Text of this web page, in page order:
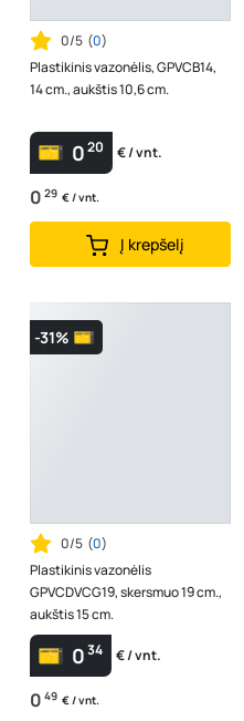
0/5 (0)
Plastikinis vazonėlis, GPVCB14,
14 cm., aukštis 10,6 cm.
020 € / vnt.
0 29 € / vnt.
Į krepšelį
-31%
0/5 (0)
Plastikinis vazonėlis
GPVCDVCG19, skersmuo 19 cm.,
aukštis 15 cm.
034 € / vnt.
0 49 € / vnt.